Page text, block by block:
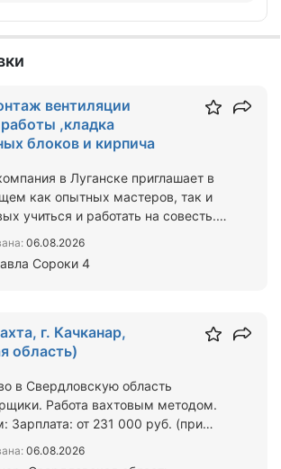
вентиляции
,кладка
блоков и кирпича
в Луганске приглашает в
как опытных мастеров, так и
учиться и работать на совесть.
06.08.2026
Сороки 4
г. Качканар,
область)
в Свердловскую область
Работа вахтовым методом.
Зарплата: от 231 000 руб. (при
06.08.2026